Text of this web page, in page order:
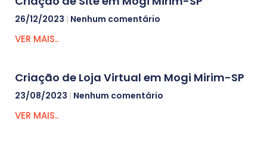
26/12/2023 Nenhum comentário
VER MAIS..
Criação de Loja Virtual em Mogi Mirim-SP
23/08/2023 Nenhum comentário
VER MAIS..